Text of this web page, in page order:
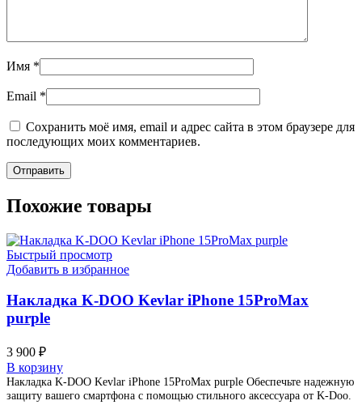
Имя *
Email *
Сохранить моё имя, email и адрес сайта в этом браузере для
последующих моих комментариев.
Похожие товары
Быстрый просмотр
Добавить в избранное
Накладка K-DOO Kevlar iPhone 15ProMax
purple
3 900 ₽
В корзину
Накладка K-DOO Kevlar iPhone 15ProMax purple Обеспечьте надежную
защиту вашего смартфона с помощью стильного аксессуара от K-Doo.